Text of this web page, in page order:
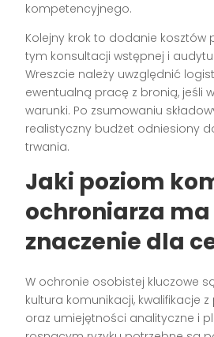
kompetencyjnego.
Kolejny krok to dodanie kosztów
tym konsultacji wstępnej i
Wreszcie należy uwzględnić
ewentualną pracę z bronią, jeśli
warunki. Po zsumowaniu
realistyczny budżet odniesiony
trwania.
Jaki poziom
ochroniarza ma
znaczenie dla
W ochronie osobistej kluczowe
kultura komunikacji, kwalifikacje
oraz umiejętności analityczne i